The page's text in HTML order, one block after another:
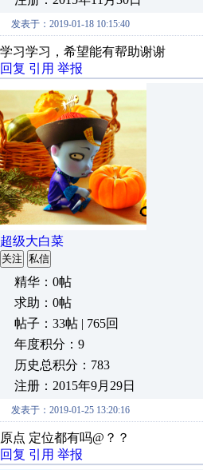
发表于：2019-01-18 10:15:40
学习学习，希望能有帮助谢谢
回复 引用 举报
超级大白菜
关注 私信
精华：0帖
求助：0帖
帖子：33帖 | 765回
年度积分：9
历史总积分：783
注册：2015年9月29日
发表于：2019-01-25 13:20:16
原点 定位都有吗@？？
回复 引用 举报